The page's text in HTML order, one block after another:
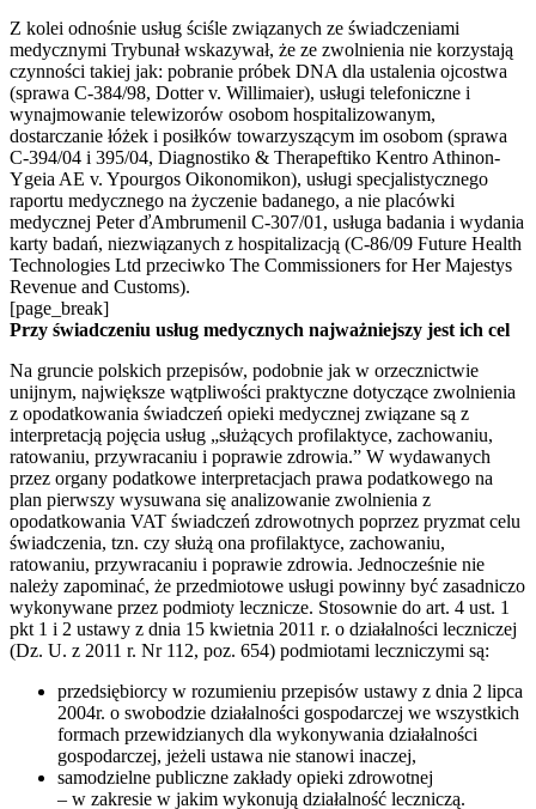
Z kolei odnośnie usług ściśle związanych ze świadczeniami
medycznymi Trybunał wskazywał, że ze zwolnienia nie korzystają
czynności takiej jak: pobranie próbek DNA dla ustalenia ojcostwa
(sprawa C-384/98, Dotter v. Willimaier), usługi telefoniczne i
wynajmowanie telewizorów osobom hospitalizowanym,
dostarczanie łóżek i posiłków towarzyszącym im osobom (sprawa
C-394/04 i 395/04, Diagnostiko & Therapeftiko Kentro Athinon-
Ygeia AE v. Ypourgos Oikonomikon), usługi specjalistycznego
raportu medycznego na życzenie badanego, a nie placówki
medycznej Peter ďAmbrumenil C-307/01, usługa badania i wydania
karty badań, niezwiązanych z hospitalizacją (C-86/09 Future Health
Technologies Ltd przeciwko The Commissioners for Her Majestys
Revenue and Customs).
[page_break]
Przy świadczeniu usług medycznych najważniejszy jest ich cel
Na gruncie polskich przepisów, podobnie jak w orzecznictwie
unijnym, największe wątpliwości praktyczne dotyczące zwolnienia
z opodatkowania świadczeń opieki medycznej związane są z
interpretacją pojęcia usług „służących profilaktyce, zachowaniu,
ratowaniu, przywracaniu i poprawie zdrowia.” W wydawanych
przez organy podatkowe interpretacjach prawa podatkowego na
plan pierwszy wysuwana się analizowanie zwolnienia z
opodatkowania VAT świadczeń zdrowotnych poprzez pryzmat celu
świadczenia, tzn. czy służą ona profilaktyce, zachowaniu,
ratowaniu, przywracaniu i poprawie zdrowia. Jednocześnie nie
należy zapominać, że przedmiotowe usługi powinny być zasadniczo
wykonywane przez podmioty lecznicze. Stosownie do art. 4 ust. 1
pkt 1 i 2 ustawy z dnia 15 kwietnia 2011 r. o działalności leczniczej
(Dz. U. z 2011 r. Nr 112, poz. 654) podmiotami leczniczymi są:
przedsiębiorcy w rozumieniu przepisów ustawy z dnia 2 lipca
2004r. o swobodzie działalności gospodarczej we wszystkich
formach przewidzianych dla wykonywania działalności
gospodarczej, jeżeli ustawa nie stanowi inaczej,
samodzielne publiczne zakłady opieki zdrowotnej
– w zakresie w jakim wykonują działalność leczniczą.